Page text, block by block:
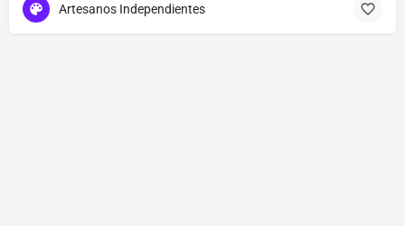
Artesanos Independientes